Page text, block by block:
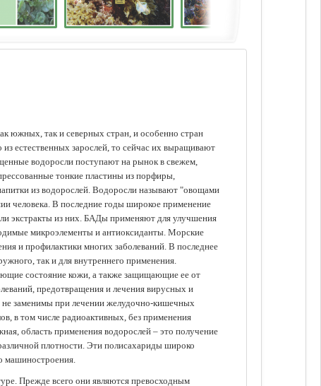
южных, так и северных стран, и особенно стран
естественных зарослей, то сейчас их выращивают
водоросли поступают на рынок в свежем,
тонкие пластины из порфиры,
из водорослей. Водоросли называют "овощами
человека. В последние годы широкое применение
экстракты из них. БАДы применяют для улучшения
микроэлементы и антиоксиданты. Морские
и профилактики многих заболеваний. В последнее
так и для внутреннего применения.
состояние кожи, а также защищающие ее от
предотвращения и лечения вирусных и
не заменимы при лечении желудочно-кишечных
в том числе радиоактивных, без применения
область применения водорослей – это получение
плотности. Эти полисахариды широко
машиностроения.
Прежде всего они являются превосходным